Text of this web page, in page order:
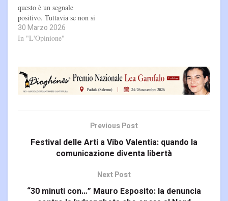
questo è un segnale
positivo. Tuttavia se non si
elabora una visione di
futuro che superi il
tensioni sociali ed
internazionali che ci stanno
affliggendo, difficilmente
30 Marzo 2026
In "L'Opinione"
Previous Post
Festival delle Arti a Vibo Valentia: quando la
comunicazione diventa libertà
Next Post
“30 minuti con…” Mauro Esposito: la denuncia